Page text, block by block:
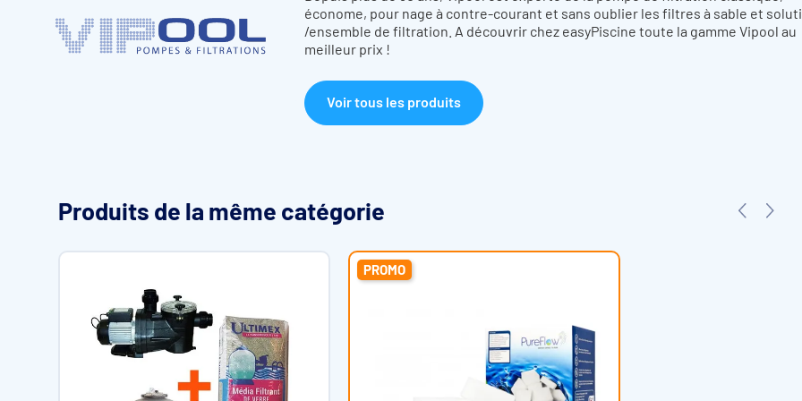
économe, pour nage à contre-courant et sans oublier les filtres à sable et
/ensemble de filtration. A découvrir chez easyPiscine toute la gamme Vipool au
meilleur prix !
Voir tous les produits
Produits de la même catégorie
PROMO